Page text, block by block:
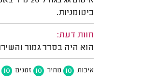
ביטומניות.
חוות דעת:
הוא היה בסדר גמור
איכות 10 מחיר 10 זמנים 10